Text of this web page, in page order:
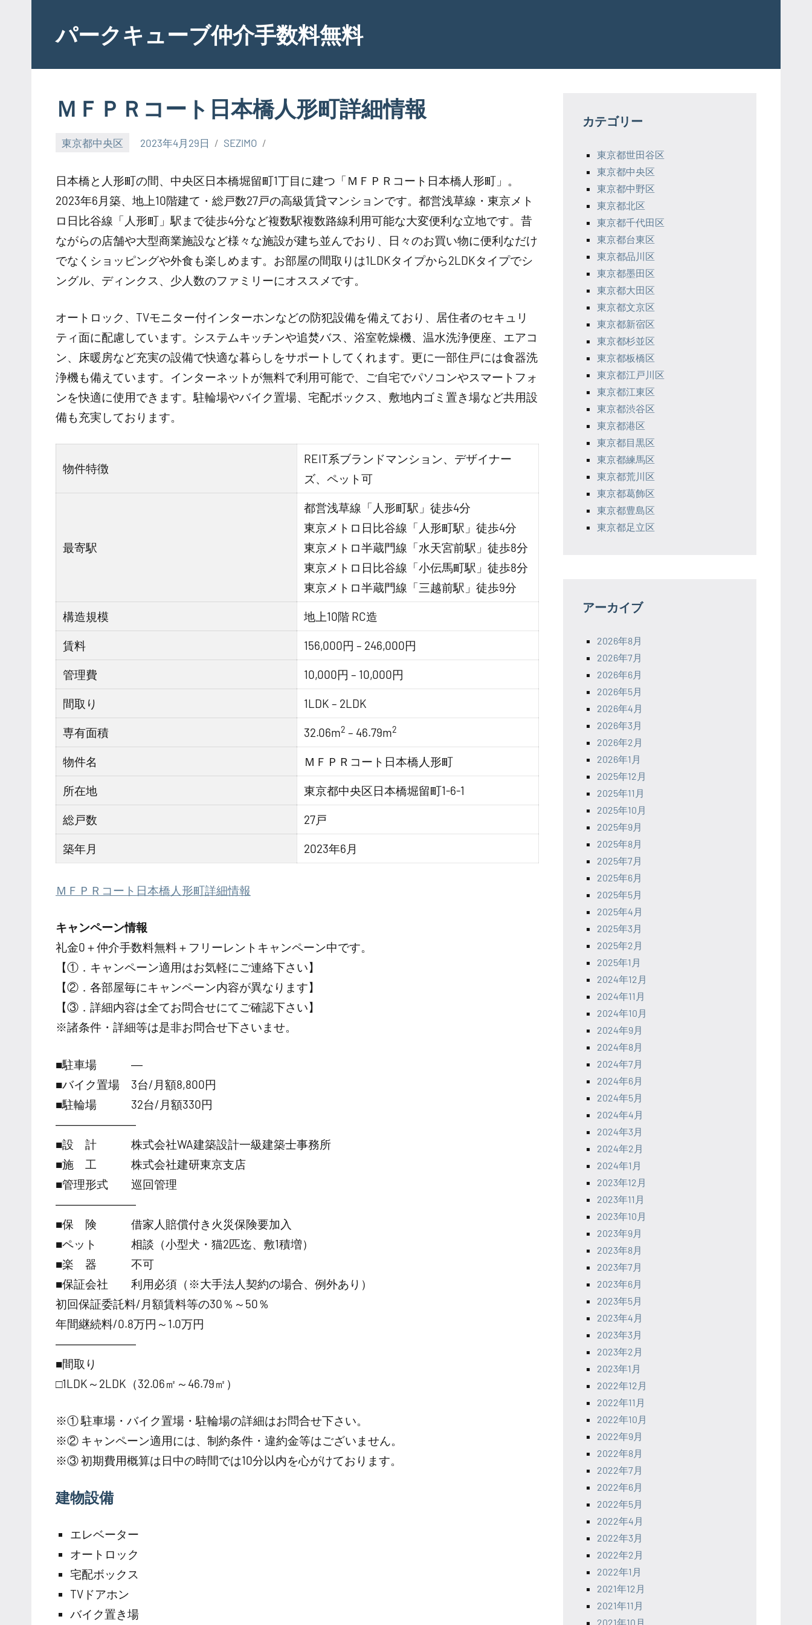
contentパークキューブ仲介手数料無料
ＭＦＰＲコート日本橋人形町詳細情報
東京都中央区 2023年4月29日 SEZIMO
日本橋と人形町の間、中央区日本橋堀留町1丁目に建つ「ＭＦＰＲコート日本橋人形町」。
2023年6月築、地上10階建て・総戸数27戸の高級賃貸マンションです。都営浅草線・東京メト
ロ日比谷線「人形町」駅まで徒歩4分など複数駅複数路線利用可能な大変便利な立地です。昔
ながらの店舗や大型商業施設など様々な施設が建ち並んでおり、日々のお買い物に便利なだけ
でなくショッピングや外食も楽しめます。お部屋の間取りは1LDKタイプから2LDKタイプでシ
ングル、ディンクス、少人数のファミリーにオススメです。
オートロック、TVモニター付インターホンなどの防犯設備を備えており、居住者のセキュリ
ティ面に配慮しています。システムキッチンや追焚バス、浴室乾燥機、温水洗浄便座、エアコ
ン、床暖房など充実の設備で快適な暮らしをサポートしてくれます。更に一部住戸には食器洗
浄機も備えています。インターネットが無料で利用可能で、ご自宅でパソコンやスマートフォ
ンを快適に使用できます。駐輪場やバイク置場、宅配ボックス、敷地内ゴミ置き場など共用設
備も充実しております。
物件特徴
REIT系ブランドマンション、デザイナー
ズ、ペット可
最寄駅
都営浅草線「人形町駅」徒歩4分
東京メトロ日比谷線「人形町駅」徒歩4分
東京メトロ半蔵門線「水天宮前駅」徒歩8分
東京メトロ日比谷線「小伝馬町駅」徒歩8分
東京メトロ半蔵門線「三越前駅」徒歩9分
構造規模 地上10階 RC造
賃料 156,000円 – 246,000円
管理費 10,000円 – 10,000円
間取り 1LDK – 2LDK
専有面積 32.06m2 – 46.79m2
物件名 ＭＦＰＲコート日本橋人形町
所在地 東京都中央区日本橋堀留町1-6-1
総戸数 27戸
築年月 2023年6月
ＭＦＰＲコート日本橋人形町詳細情報
キャンペーン情報
礼金0 ＋仲介手数料無料＋ フリーレント キャンペーン中です。
【①．キャンペーン適用はお気軽にご連絡下さい】
【②．各部屋毎にキャンペーン内容が異なります】
【③．詳細内容は全てお問合せにてご確認下さい】
※諸条件・詳細等は是非お問合せ下さいませ。
■駐車場 ―
■バイク置場 3台/月額8,800円
■駐輪場 32台/月額330円
―――――――
■設 計 株式会社WA建築設計一級建築士事務所
■施 工 株式会社建研東京支店
■管理形式 巡回管理
―――――――
■保 険 借家人賠償付き火災保険要加入
■ペット 相談（小型犬・猫2匹迄、敷1積増）
■楽 器 不可
■保証会社 利用必須（※大手法人契約の場合、例外あり）
初回保証委託料/月額賃料等の30％～50％
年間継続料/0.8万円～1.0万円
―――――――
■間取り
□1LDK～2LDK（32.06㎡～46.79㎡）
※① 駐車場・バイク置場・駐輪場の詳細はお問合せ下さい。
※② キャンペーン適用には、制約条件・違約金等はございません。
※③ 初期費用概算は日中の時間では10分以内を心がけております。
建物設備
エレベーター
オートロック
宅配ボックス
TVドアホン
バイク置き場
カテゴリー
東京都世田谷区
東京都中央区
東京都中野区
東京都北区
東京都千代田区
東京都台東区
東京都品川区
東京都墨田区
東京都大田区
東京都文京区
東京都新宿区
東京都杉並区
東京都板橋区
東京都江戸川区
東京都江東区
東京都渋谷区
東京都港区
東京都目黒区
東京都練馬区
東京都荒川区
東京都葛飾区
東京都豊島区
東京都足立区
アーカイブ
2026年8月
2026年7月
2026年6月
2026年5月
2026年4月
2026年3月
2026年2月
2026年1月
2025年12月
2025年11月
2025年10月
2025年9月
2025年8月
2025年7月
2025年6月
2025年5月
2025年4月
2025年3月
2025年2月
2025年1月
2024年12月
2024年11月
2024年10月
2024年9月
2024年8月
2024年7月
2024年6月
2024年5月
2024年4月
2024年3月
2024年2月
2024年1月
2023年12月
2023年11月
2023年10月
2023年9月
2023年8月
2023年7月
2023年6月
2023年5月
2023年4月
2023年3月
2023年2月
2023年1月
2022年12月
2022年11月
2022年10月
2022年9月
2022年8月
2022年7月
2022年6月
2022年5月
2022年4月
2022年3月
2022年2月
2022年1月
2021年12月
2021年11月
2021年10月